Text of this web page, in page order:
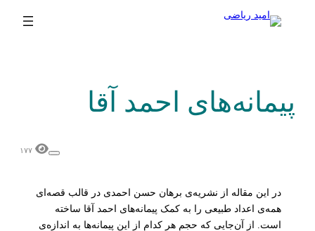
پیمانه‌های احمد آقا
۱۷۷
در این مقاله از نشریه‌ی برهان حسن احمدی در قالب قصه‌ای
همه‌ی اعداد طبیعی را به کمک پیمانه‌های احمد آقا ساخته
است. از آن‌جایی که حجم هر کدام از این پیمانه‌ها به اندازه‌ی